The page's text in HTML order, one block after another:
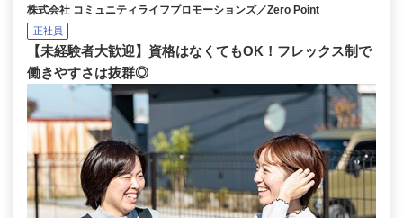
株式会社 コミュニティライフプロモーションズ／Zero Point
正社員
【未経験者大歓迎】資格はなくてもOK！フレックス制で
働きやすさは抜群◎